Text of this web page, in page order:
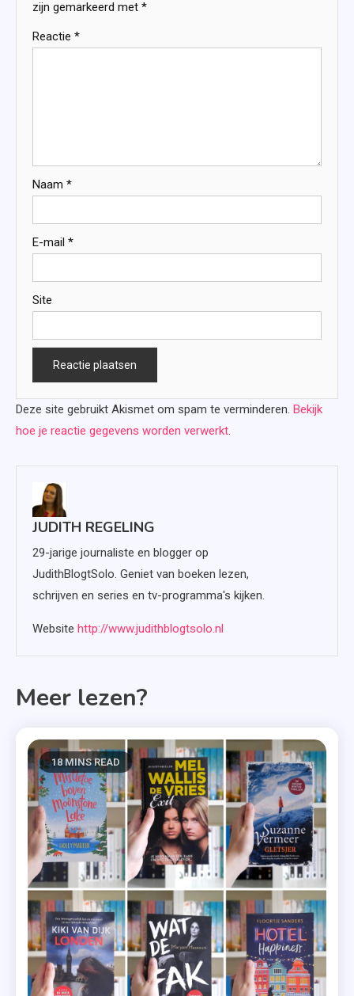
zijn gemarkeerd met *
Reactie *
Naam *
E-mail *
Site
Deze site gebruikt Akismet om spam te verminderen. Bekijk
hoe je reactie gegevens worden verwerkt.
JUDITH REGELING
29-jarige journaliste en blogger op
JudithBlogtSolo. Geniet van boeken lezen,
schrijven en series en tv-programma's kijken.
Website http://www.judithblogtsolo.nl
Meer lezen?
18 MINS READ